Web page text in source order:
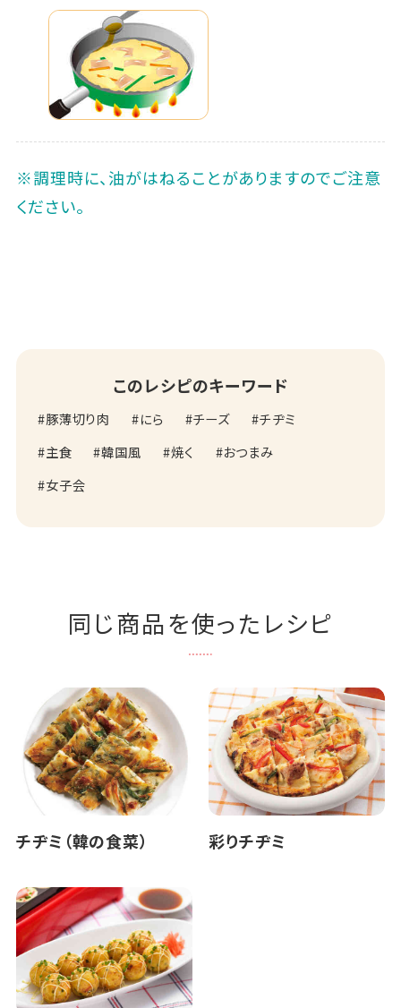
※調理時に、油がはねることがありますのでご注意
ください。
このレシピのキーワード
豚薄切り肉 にら チーズ
チヂミ
主食
韓国風 焼く
おつまみ
女子会
同じ商品を使ったレシピ
チヂミ（韓の食菜） 彩りチヂミ